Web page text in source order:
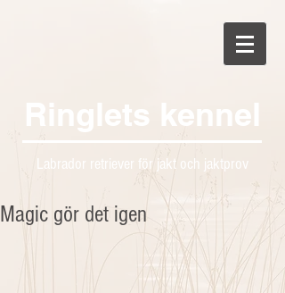
Ringlets kennel
Labrador retriever för jakt och jaktprov
Magic gör det igen